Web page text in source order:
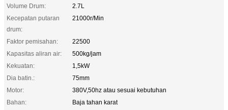
Volume Drum:
2.7L
Kecepatan putaran
drum:
21000r/Min
Faktor pemisahan:
22500
Kapasitas aliran air:
500kg/jam
Kekuatan:
1,5kW
Dia batin.:
75mm
Motor:
380V,50hz atau sesuai kebutuhan
Bahan:
Baja tahan karat